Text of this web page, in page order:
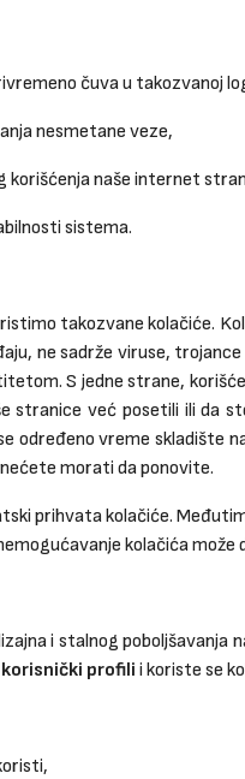
čuva u takozvanoj
nesmetane veze,
korišćenja naše internet
sistema.
takozvane kolačiće.
ne sadrže viruse,
S jedne strane,
stranice već posetili ili da
određeno vreme skladište
morati da ponovite.
prihvata kolačiće.
kolačića
i stalnog poboljšavanja
profili i koriste se